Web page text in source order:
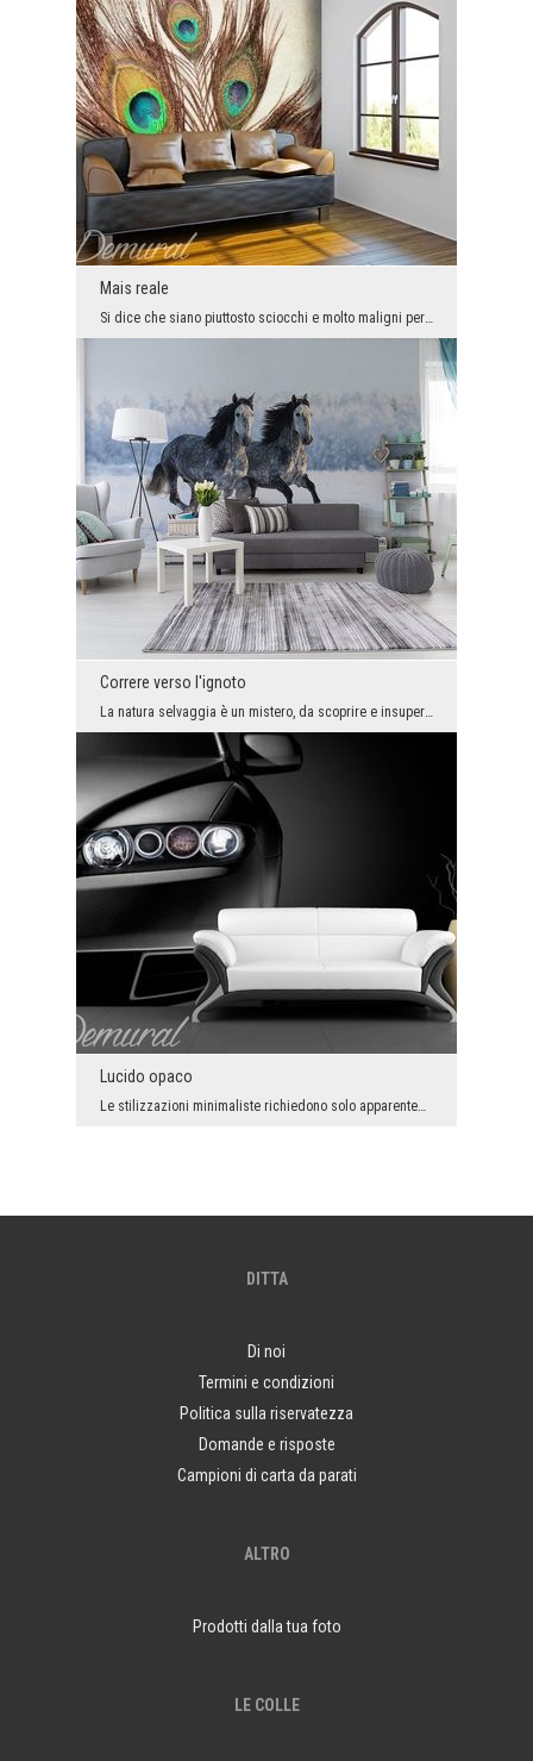
Mais reale
Si dice che siano piuttosto sciocchi e molto maligni per natura. Queste qualità negative non sign...
Correre verso l'ignoto
La natura selvaggia è un mistero, da scoprire e insuperabile. Se abbiamo la forza, non possiamo c...
Lucido opaco
Le stilizzazioni minimaliste richiedono solo apparentemente meno lavoro degli arrangiamenti - dic...
DITTA
Di noi
Termini e condizioni
Politica sulla riservatezza
Domande e risposte
Campioni di carta da parati
ALTRO
Prodotti dalla tua foto
LE COLLE